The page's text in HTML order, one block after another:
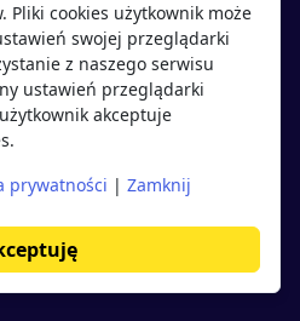
Regulamin pracodawcy
Dodaj ogłoszenie
Pliki cookies użytkownik może
swojej przeglądarki
z naszego serwisu
ustawień przeglądarki
akceptuje
prywatności | Zamknij